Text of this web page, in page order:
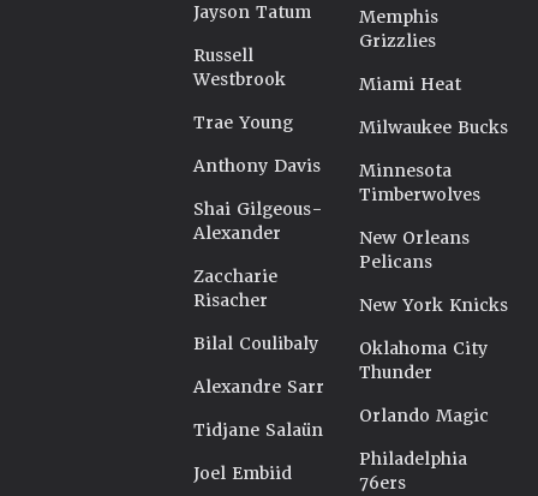
Jayson Tatum
Russell
Westbrook
Trae Young
Anthony Davis
Shai Gilgeous-
Alexander
Zaccharie
Risacher
Bilal Coulibaly
Alexandre Sarr
Tidjane Salaün
Joel Embiid
Memphis
Grizzlies
Miami Heat
Milwaukee Bucks
Minnesota
Timberwolves
New Orleans
Pelicans
New York Knicks
Oklahoma City
Thunder
Orlando Magic
Philadelphia
76ers